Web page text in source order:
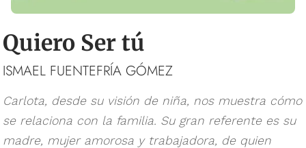
Quiero Ser tú
ISMAEL FUENTEFRÍA GÓMEZ
Carlota, desde su visión de niña, nos muestra cómo
se relaciona con la familia. Su gran referente es su
madre, mujer amorosa y trabajadora, de quien